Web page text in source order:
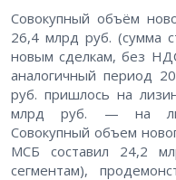
Совокупный объём
26,4 млрд руб. (сумма
новым сделкам, без
аналогичный период
руб. пришлось на
млрд руб. — на
Совокупный объем
МСБ составил 24,2
сегментам),